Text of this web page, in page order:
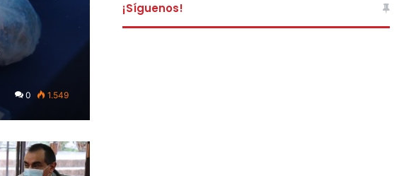
0 1.549
¡Síguenos!